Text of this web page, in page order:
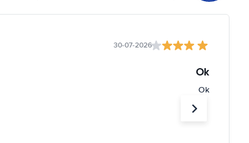
30-07-2026
Ok
Ok